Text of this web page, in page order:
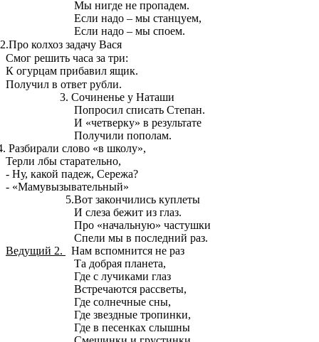
Мы нигде не пропадем.
Если надо – мы станцуем,
Если надо – мы споем.
колхоз задачу Вася
Смог решить часа за три:
К огурцам прибавил ящик.
Получил в ответ рубли.
3. Сочиненье у Наташи
Попросил списать Степан.
И «четверку» в результате
Получили пополам.
Разбирали слово «в школу»,
Терли лбы старательно,
- Ну, какой падеж, Сережа?
- «Мамувызывательный»
5.Вот закончились куплеты
И слеза бежит из глаз.
Про «начальную» частушки
Спели мы в последний раз.
Ведущий 2.
Нам вспомнится не раз
Та добрая планета,
Где с лучиками глаз
Встречаются рассветы,
Где солнечные сны,
Где звездные тропинки,
Где в песенках слышны